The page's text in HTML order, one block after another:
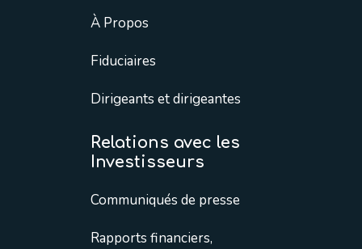
À Propos
Fiduciaires
Dirigeants et dirigeantes
Relations avec les
Investisseurs
Communiqués de presse
Rapports financiers,